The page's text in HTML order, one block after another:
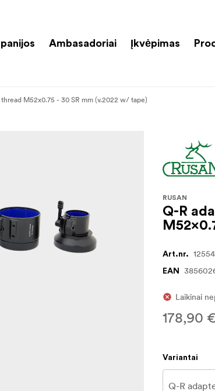
Ambasadoriai Įkvėpimas
M52x0.75 - 30 SR mm (v.2022 w/ tape)
RUSAN
Q-R
Art.nr.
EAN
Laikinai
178,90
Variantai